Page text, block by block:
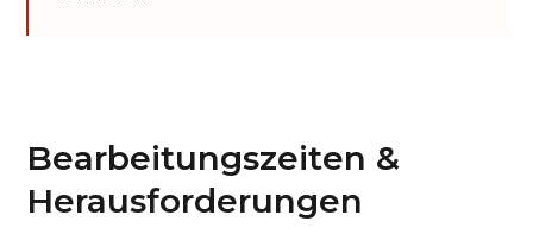
Bearbeitungszeiten &
Herausforderungen